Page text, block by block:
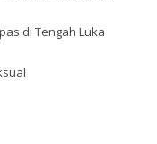
di Tengah Luka